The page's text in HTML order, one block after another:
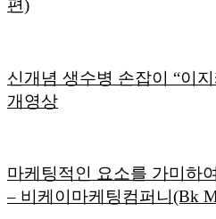
편)
신개념 생수병 손잡이 “이
개영상
마케팅적인 요소를 가미하
– 비케이마케팅컴퍼니(Bk